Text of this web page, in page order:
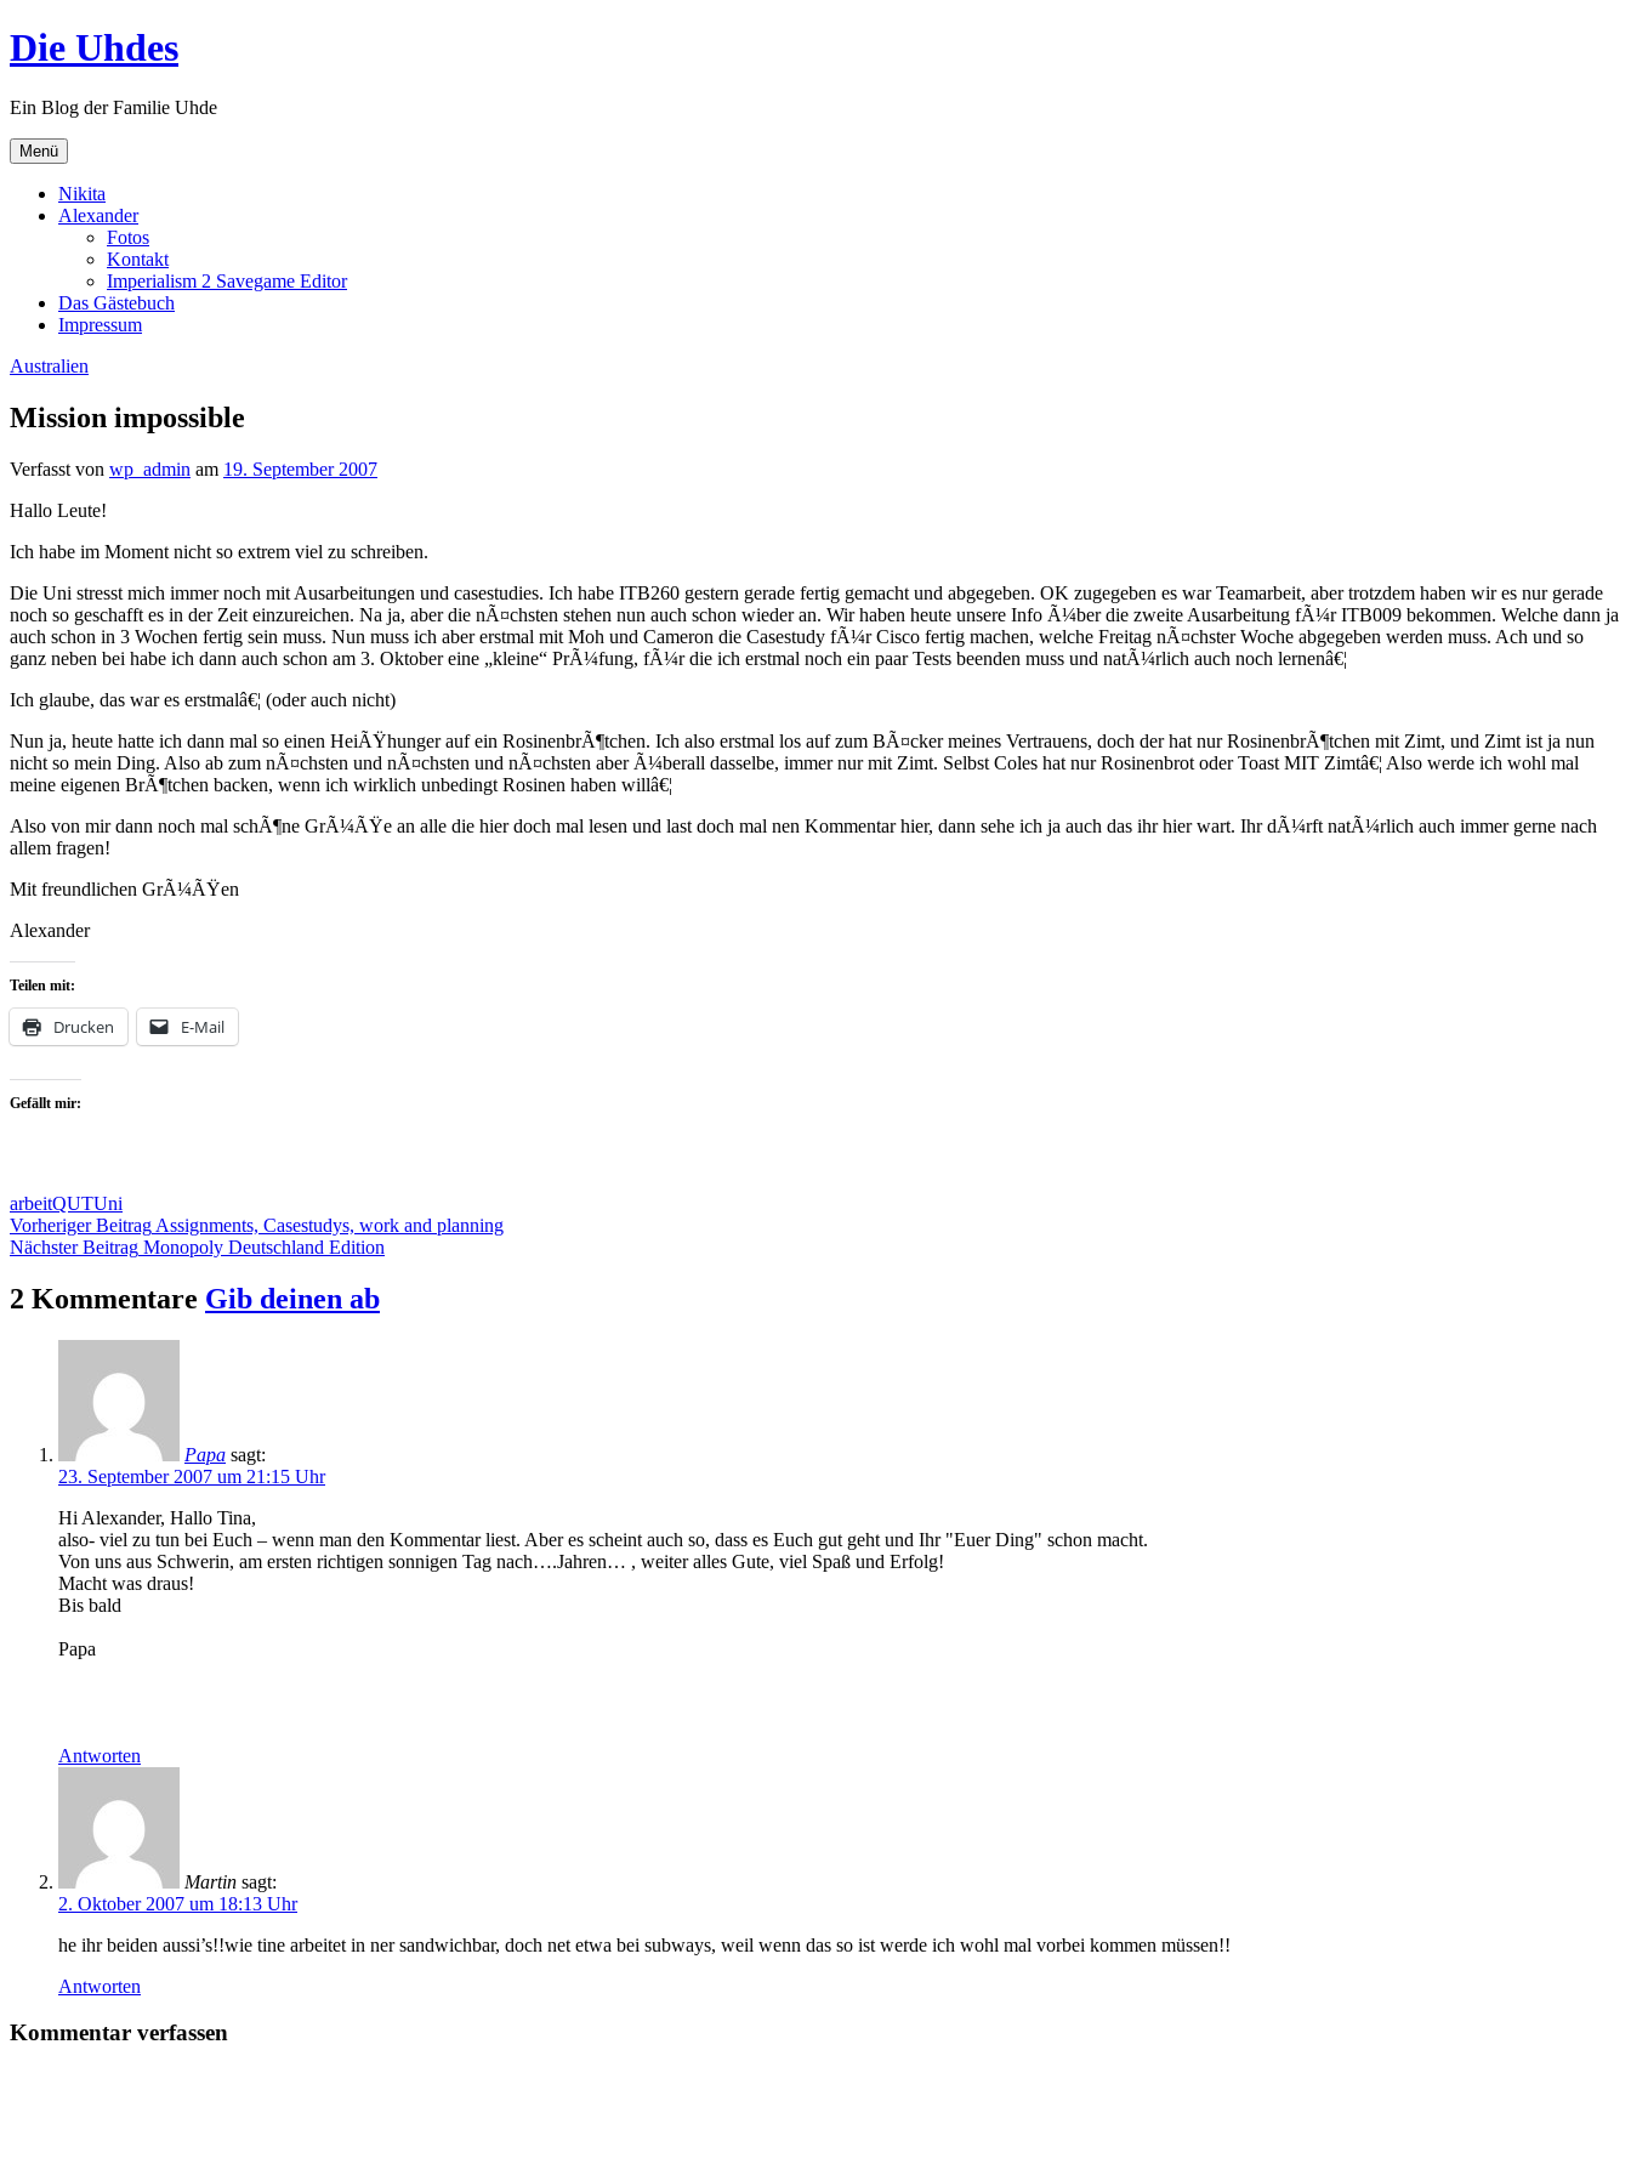
Zum
Inhalt
Die Uhdes
Ein Blog der Familie Uhde
Menü
Nikita
Alexander
Fotos
Kontakt
Imperialism 2 Savegame Editor
Das Gästebuch
Impressum
Australien
Mission impossible
Verfasst von wp_admin am 19. September 2007
Hallo Leute!
Ich habe im Moment nicht so extrem viel zu schreiben.
Die Uni stresst mich immer noch mit Ausarbeitungen und casestudies. Ich habe ITB260 gestern gerade fertig gemacht und abgegeben. OK zugegeben es war Teamarbeit, aber trotzdem haben wir es nur gerade
noch so geschafft es in der Zeit einzureichen. Na ja, aber die nÃ¤chsten stehen nun auch schon wieder an. Wir haben heute unsere Info Ã¼ber die zweite Ausarbeitung fÃ¼r ITB009 bekommen. Welche dann ja
auch schon in 3 Wochen fertig sein muss. Nun muss ich aber erstmal mit Moh und Cameron die Casestudy fÃ¼r Cisco fertig machen, welche Freitag nÃ¤chster Woche abgegeben werden muss. Ach und so
ganz neben bei habe ich dann auch schon am 3. Oktober eine „kleine“ PrÃ¼fung, fÃ¼r die ich erstmal noch ein paar Tests beenden muss und natÃ¼rlich auch noch lernenâ€¦
Ich glaube, das war es erstmalâ€¦ (oder auch nicht)
Nun ja, heute hatte ich dann mal so einen HeiÃŸhunger auf ein RosinenbrÃ¶tchen. Ich also erstmal los auf zum BÃ¤cker meines Vertrauens, doch der hat nur RosinenbrÃ¶tchen mit Zimt, und Zimt ist ja nun
nicht so mein Ding. Also ab zum nÃ¤chsten und nÃ¤chsten und nÃ¤chsten aber Ã¼berall dasselbe, immer nur mit Zimt. Selbst Coles hat nur Rosinenbrot oder Toast MIT Zimtâ€¦ Also werde ich wohl mal
meine eigenen BrÃ¶tchen backen, wenn ich wirklich unbedingt Rosinen haben willâ€¦
Also von mir dann noch mal schÃ¶ne GrÃ¼ÃŸe an alle die hier doch mal lesen und last doch mal nen Kommentar hier, dann sehe ich ja auch das ihr hier wart. Ihr dÃ¼rft natÃ¼rlich auch immer gerne nach
allem fragen!
Mit freundlichen GrÃ¼ÃŸen
Alexander
Teilen mit:
Drucken E-Mail
Gefällt mir:
arbeitQUTUni
Beitragsnavigation
Vorheriger Beitrag Assignments, Casestudys, work and planning
Nächster Beitrag Monopoly Deutschland Edition
2 Kommentare Gib deinen ab
Papa sagt:
23. September 2007 um 21:15 Uhr
Hi Alexander, Hallo Tina,
also- viel zu tun bei Euch – wenn man den Kommentar liest. Aber es scheint auch so, dass es Euch gut geht und Ihr "Euer Ding" schon macht.
Von uns aus Schwerin, am ersten richtigen sonnigen Tag nach….Jahren… , weiter alles Gute, viel Spaß und Erfolg!
Macht was draus!
Bis bald
Papa
Antworten
Martin sagt:
2. Oktober 2007 um 18:13 Uhr
he ihr beiden aussi’s!!wie tine arbeitet in ner sandwichbar, doch net etwa bei subways, weil wenn das so ist werde ich wohl mal vorbei kommen müssen!!
Antworten
Kommentar verfassen